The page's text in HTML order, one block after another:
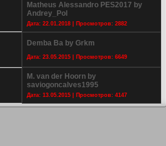
Matheus Alessandro PES2017 by
Andrey_Pol
Дата: 22.01.2018 | Просмотров: 2882
Demba Ba by Grkm
Дата: 23.05.2015 | Просмотров: 6649
M. van der Hoorn by
saviogoncalves1995
Дата: 13.05.2015 | Просмотров: 4147